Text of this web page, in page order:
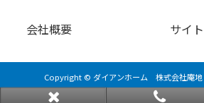
会社概要 サイ
Copyright © ダイアンホーム 株式会社庵地
powered by 不動産クラウドオ